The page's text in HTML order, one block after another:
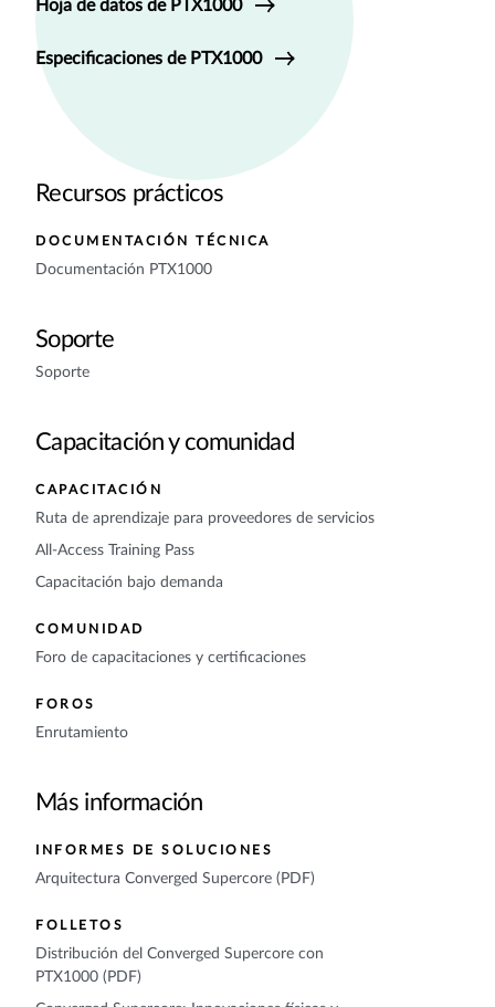
Recursos prácticos
DOCUMENTACIÓN TÉCNICA
Documentación PTX1000
Soporte
Soporte
Capacitación y comunidad
CAPACITACIÓN
Ruta de aprendizaje para proveedores de servicios
All-Access Training Pass
Capacitación bajo demanda
COMUNIDAD
Foro de capacitaciones y certificaciones
FOROS
Enrutamiento
Más información
INFORMES DE SOLUCIONES
Arquitectura Converged Supercore (PDF)
FOLLETOS
Distribución del Converged Supercore con
PTX1000 (PDF)
Hoja de datos de PTX1000
Especificaciones de PTX1000